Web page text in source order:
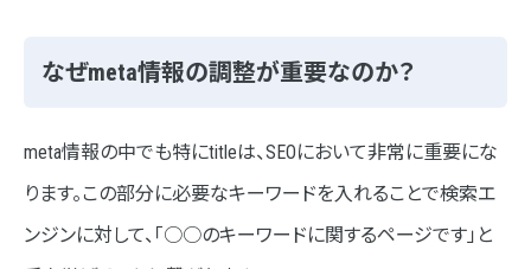
なぜmeta情報の調整が重要なのか？
meta情報の中でも特にtitleは、SEOにおいて非常に重要にな
ります。この部分に必要なキーワードを入れることで検索エ
ンジンに対して、「○○のキーワードに関するページです」と